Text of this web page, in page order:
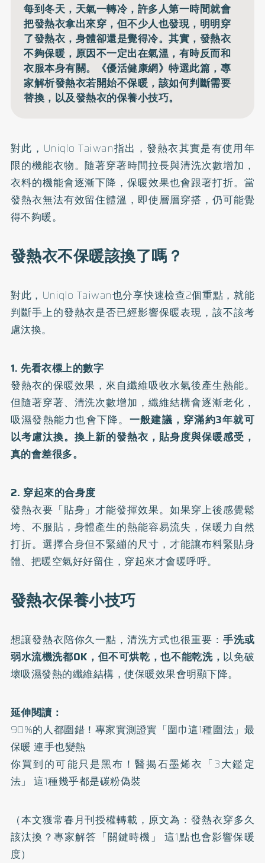
每到冬天，天氣一轉冷，許多人第一時間就會
把發熱衣拿出來穿，但不少人也發現，明明穿
了發熱衣，身體卻還是覺得冷。其實，發熱衣
不夠保暖，原因不一定出在氣溫，有時反而和
衣服本身有關。《優活健康網》特選此篇，專
家解析發熱衣若開始不保暖，該如何判斷需要
替換，以及發熱衣的保養小技巧。
對此，Uniqlo Taiwan指出，發熱衣其實是有使用年
限的機能衣物。隨著穿著時間拉長與清洗次數增加，
衣料的機能會逐漸下降，保暖效果也會跟著打折。當
發熱衣無法有效留住體溫，即使層層穿搭，仍可能覺
得不夠暖。
發熱衣不保暖該換了嗎？
對此，Uniqlo Taiwan也分享快速檢查2個重點，就能
判斷手上的發熱衣是否已經影響保暖表現，該不該考
慮汰換。
1. 先看衣標上的數字
發熱衣的保暖效果，來自纖維吸收水氣後產生熱能。
但隨著穿著、清洗次數增加，纖維結構會逐漸老化，
吸濕發熱能力也會下降。 一般建議，穿滿約3年就可
以考慮汰換。換上新的發熱衣，貼身度與保暖感受，
真的會差很多。
2. 穿起來的合身度
發熱衣要「貼身」才能發揮效果。如果穿上後感覺鬆
垮、不服貼，身體產生的熱能容易流失，保暖力自然
打折。選擇合身但不緊繃的尺寸，才能讓布料緊貼身
體、把暖空氣好好留住，穿起來才會暖呼呼。
發熱衣保養小技巧
想讓發熱衣陪你久一點，清洗方式也很重要： 手洗或
弱水流機洗都OK，但不可烘乾，也不能乾洗， 以免破
壞吸濕發熱的纖維結構，使保暖效果會明顯下降。
延伸閱讀：
90%的人都圍錯！專家實測證實「圍巾這1種圍法」最
保暖 連手也變熱
你買到的可能只是黑布！醫揭石墨烯衣「3大鑑定
法」 這1種幾乎都是碳粉偽裝
（本文獲常春月刊授權轉載，原文為： 發熱衣穿多久
該汰換？專家解答「關鍵時機」 這1點也會影響保暖
度）